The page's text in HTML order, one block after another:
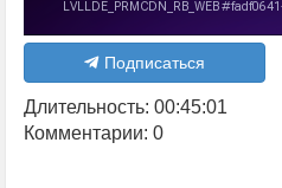
Подписаться
Длительность: 00:45:01
Комментарии: 0